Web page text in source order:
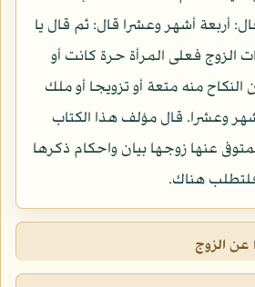
أربعة أشهر وعشرا قال: ثم قال يا
الزوج فعلى المرأة حرة كانت أو
منه متعة أو تزويجا أو ملك
وعشرا. قال مؤلف هذا الكتاب
عنها زوجها بيان واحكام ذكرها
هناك.
عن الزوج